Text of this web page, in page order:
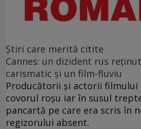
Ştiri care merită citite
Cannes: un dizident rus
carismatic şi un film-fluviu
Producătorii şi actorii filmului
covorul roşu iar în susul
pancartă pe care era scris în
regizorului absent.